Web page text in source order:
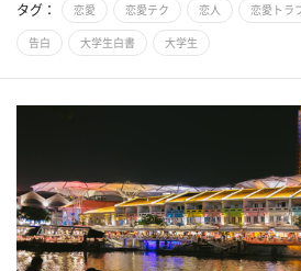
タグ： 恋愛 恋愛テク 恋人 恋愛トラ
告白 大学生白書 大学生